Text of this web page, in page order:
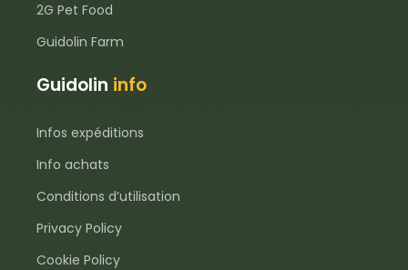
2G Pet Food
Guidolin Farm
Guidolin info
Infos expéditions
Info achats
Conditions d’utilisation
Privacy Policy
Cookie Policy